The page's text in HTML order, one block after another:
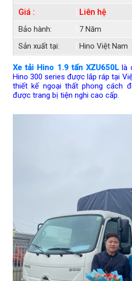
Giá : Liên hệ
Bảo hành:
7 Năm
Sản xuất tại:
Hino Việt Nam
Xe tải Hino 1.9 tấn XZU650L là
Hino 300 series được lắp ráp tại
thiết kế ngoại thất phong cách
được trang bị tiện nghi cao cấp.